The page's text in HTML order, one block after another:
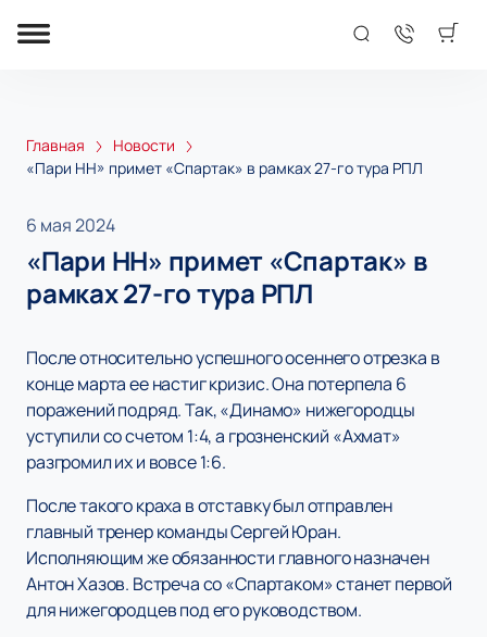
Главная
Новости
«Пари НН» примет «Спартак» в рамках 27-го тура РПЛ
6 мая 2024
«Пари НН» примет «Спартак» в
рамках 27-го тура РПЛ
После относительно успешного осеннего отрезка в
конце марта ее настиг кризис. Она потерпела 6
поражений подряд. Так, «Динамо» нижегородцы
уступили со счетом 1:4, а грозненский «Ахмат»
разгромил их и вовсе 1:6.
После такого краха в отставку был отправлен
главный тренер команды Сергей Юран.
Исполняющим же обязанности главного назначен
Антон Хазов. Встреча со «Спартаком» станет первой
для нижегородцев под его руководством.